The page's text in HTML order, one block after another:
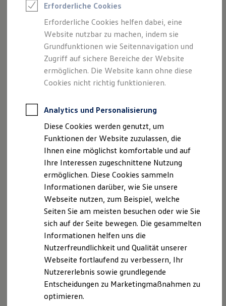
Digitaler Marktplatz
Kauf & Finanzierung
Online-Fahrzeugbewertung
Aktionen & Angebote
E-Auto-Förderung
Für Privatkunden
Für Gewerbekunden
Profi Paket
TopDeal
Zertifizierte Gebrauchtwagen
Für Privatkunden
Für Gewerbekunden
Leasing
Für Privatkunden
Für Gewerbekunden
Versicherungen & Garantien
Garantien
Kfz-Versicherung für Nutzfahrzeuge
Restschuldversicherung
Wartungsverträge
Besitzer & Service
Reparatur & Service
Sommer-Special
Reparatur, Pflege & Inspektion
Servicetermin anfragen
Service-Vorteile bei Volkswagen Nutzfahrzeuge
ServicePlus
Economy Service
Räder & Reifen Service
Ersatzfahrzeuge
Impressum
Datenschutzerklärung
Impressum
Autohaus Jacob Querfurt GmbH
Merseburger Straße 104
06268 Querfurt
Telefonnummer: 034771/904-0
Faxnummer: 034771/904-20
E-Mail:info@jacob-autohaus.de
Umsatzst.-ID-Nr.: DE351318156
Registergericht: Amtsgericht Stendal HRA 31086
Hinweis gemäß § 36
Verbraucherstreitbeilegungsgesetz (VSBG)
„Wir sind zur Teilnahme an einem
Erforderliche Cookies
Erforderliche Cookies helfen dabei, eine
Website nutzbar zu machen, indem sie
Grundfunktionen wie Seitennavigation und
Zugriff auf sichere Bereiche der Website
ermöglichen. Die Website kann ohne diese
Cookies nicht richtig funktionieren.
Analytics und Personalisierung
Diese Cookies werden genutzt, um
Funktionen der Website zuzulassen, die
Ihnen eine möglichst komfortable und auf
Ihre Interessen zugeschnittene Nutzung
ermöglichen. Diese Cookies sammeln
Informationen darüber, wie Sie unsere
Webseite nutzen, zum Beispiel, welche
Seiten Sie am meisten besuchen oder wie Sie
sich auf der Seite bewegen. Die gesammelten
Informationen helfen uns die
Nutzerfreundlichkeit und Qualität unserer
Webseite fortlaufend zu verbessern, Ihr
Nutzererlebnis sowie grundlegende
Entscheidungen zu Marketingmaßnahmen zu
optimieren.